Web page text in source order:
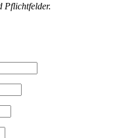
Pflichtfelder.